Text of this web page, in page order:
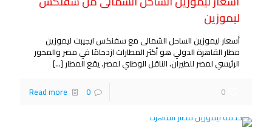
ليموزين
أسعار ليموزين الساحل الشمالى مع سفنكس ايجيبت ليموزين
مطار القاهرة الدولي هو أكثر المطارات ازدحامًا في مصر والمحور
الرئيسي لمصر للطيران، الناقل الوطني لمصر. يقع المطار […]
0
0
Read more